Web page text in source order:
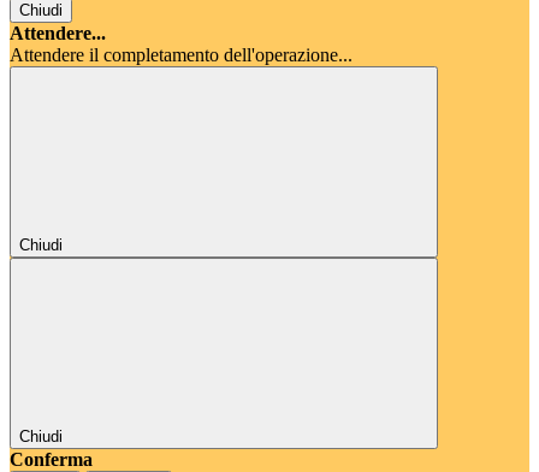
Chiudi
Attendere...
Attendere il completamento dell'operazione...
Chiudi
Chiudi
Conferma